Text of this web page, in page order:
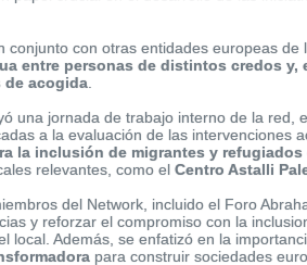
gold, and shares the same attributes as
secured to the wrist by a black rubber
conjunto con otras entidades europeas de
entre personas de distintos credos y,
de acogida
una jornada de trabajo interno de la red,
a la evaluación de las intervenciones
la inclusión de migrantes y refugiados
relevantes, como el Centro Astalli
del Network, incluido el Foro
y reforzar el compromiso con la
local. Además, se enfatizó en la
para construir sociedades